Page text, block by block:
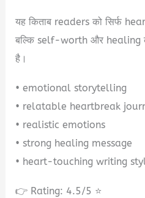
यह किताब readers को सिर्फ
बल्कि self-worth और healing
है।
• emotional storytelling
• relatable heartbreak
• realistic emotions
• strong healing message
• heart-touching writing
👉 Rating: 4.5/5 ⭐